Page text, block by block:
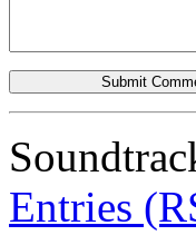
Entries